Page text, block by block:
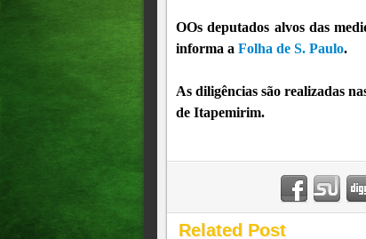
OOs deputados alvos das
informa a Folha de S. Paulo.
As diligências são realizadas
de Itapemirim.
Related Post